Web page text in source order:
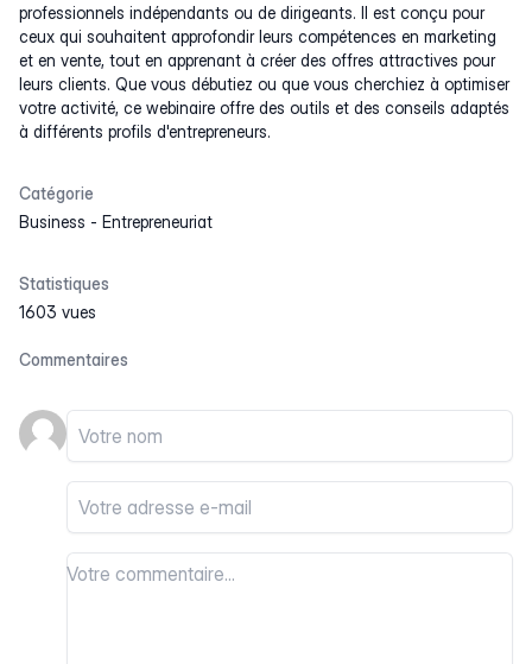
professionnels indépendants ou de dirigeants. Il est conçu pour
ceux qui souhaitent approfondir leurs compétences en marketing
et en vente, tout en apprenant à créer des offres attractives pour
leurs clients. Que vous débutiez ou que vous cherchiez à optimiser
votre activité, ce webinaire offre des outils et des conseils adaptés
à différents profils d'entrepreneurs.
Catégorie
Business - Entrepreneuriat
Statistiques
1603 vues
Commentaires
Votre nom
Votre email
Votre commentaire
Votre commentaire